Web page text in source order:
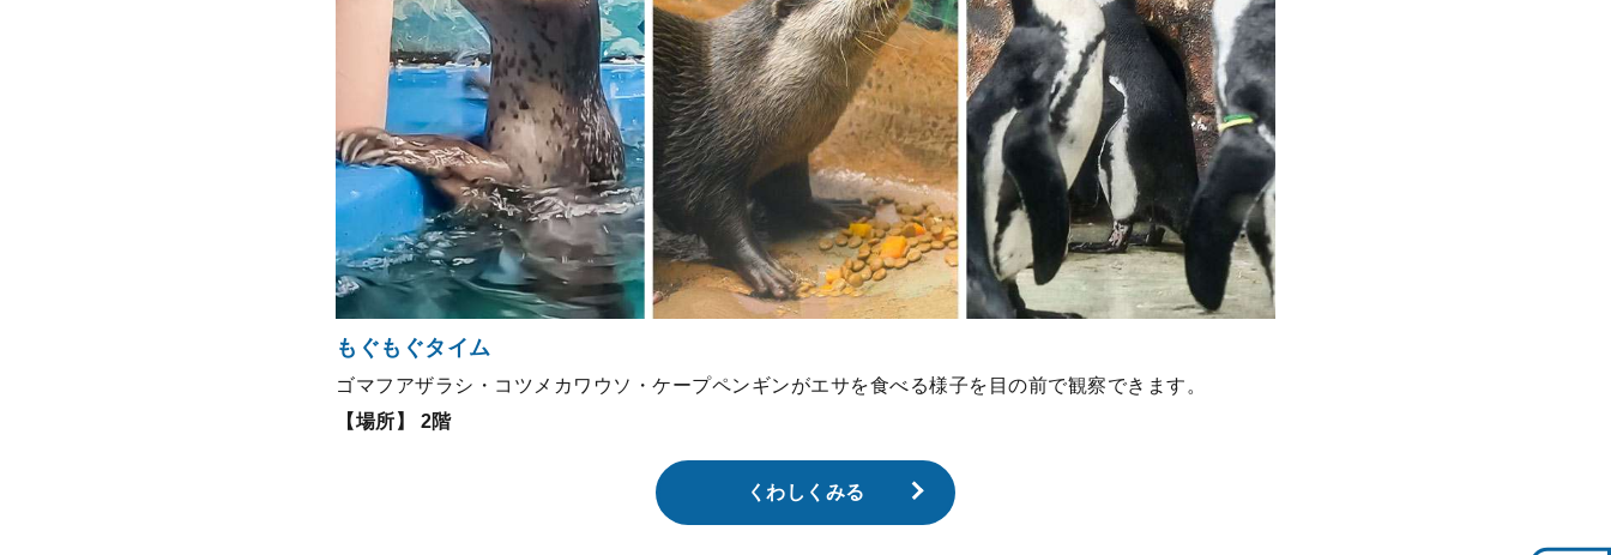
もぐもぐタイム
ゴマフアザラシ・コツメカワウソ・ケープペンギンがエサを食べる様子を目の前で観察できます。
【場所】 2階
くわしくみる